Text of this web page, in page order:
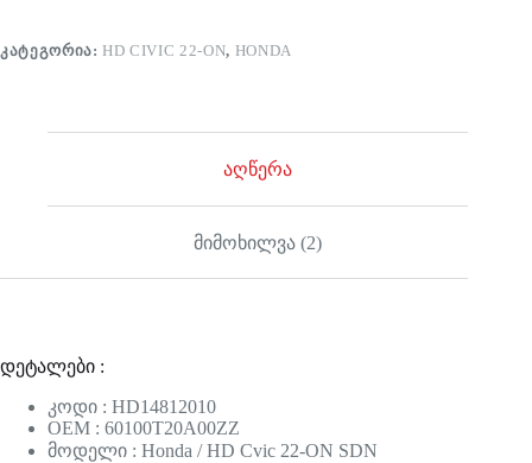
ᲙᲐᲢᲔᲒᲝᲠᲘᲐ:HD CIVIC 22-ON, HONDA
აღწერა
მიმოხილვა (2)
დეტალები :
კოდი : HD14812010
OEM : 60100T20A00ZZ
მოდელი : Honda / HD Cvic 22-ON SDN